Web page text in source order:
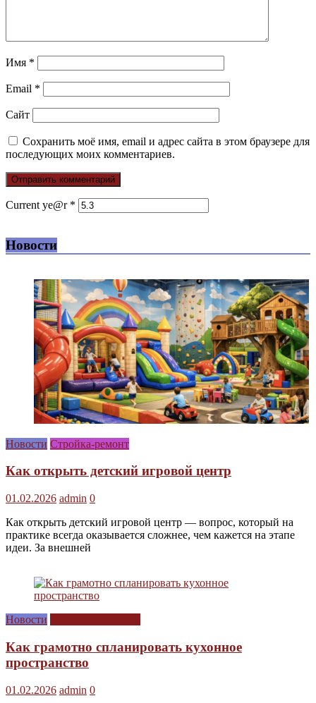
Имя *
Email *
Сайт
Сохранить моё имя, email и адрес сайта в этом браузере для
последующих моих комментариев.
Current ye@r *
Новости
Новости Стройка-ремонт
Как открыть детский игровой центр
01.02.2026 admin 0
Как открыть детский игровой центр — вопрос, который на
практике всегда оказывается сложнее, чем кажется на этапе
идеи. За внешней
Новости
Как грамотно спланировать кухонное
пространство
01.02.2026 admin 0